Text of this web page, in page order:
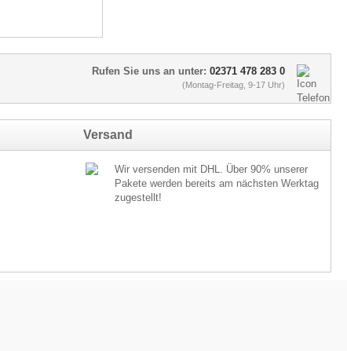
Rufen Sie uns an unter: 02371 478 283 0
(Montag-Freitag, 9-17 Uhr)
Versand
Wir versenden mit DHL. Über 90% unserer
Pakete werden bereits am nächsten Werktag
zugestellt!